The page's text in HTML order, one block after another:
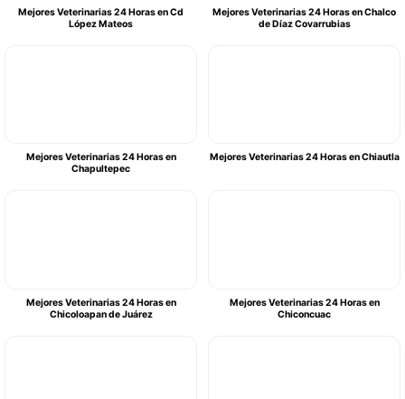
Mejores Veterinarias 24 Horas en Cd
López Mateos
Mejores Veterinarias 24 Horas en Chalco
de Díaz Covarrubias
Mejores Veterinarias 24 Horas en
Chapultepec
Mejores Veterinarias 24 Horas en Chiautla
Mejores Veterinarias 24 Horas en
Chicoloapan de Juárez
Mejores Veterinarias 24 Horas en
Chiconcuac